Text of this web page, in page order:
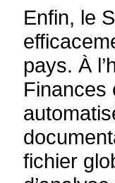
Enfin, le
pays. À
Finances
fichier